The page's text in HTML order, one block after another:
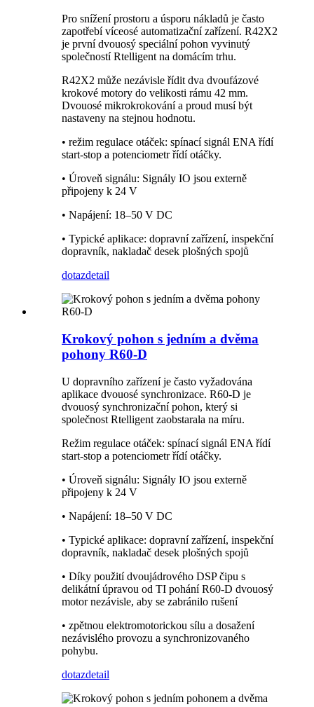
Pro snížení prostoru a úsporu nákladů je často
zapotřebí víceosé automatizační zařízení. R42X2
je první dvouosý speciální pohon vyvinutý
společností Rtelligent na domácím trhu.
R42X2 může nezávisle řídit dva dvoufázové
krokové motory do velikosti rámu 42 mm.
Dvouosé mikrokrokování a proud musí být
nastaveny na stejnou hodnotu.
• režim regulace otáček: spínací signál ENA řídí
start-stop a potenciometr řídí otáčky.
• Úroveň signálu: Signály IO jsou externě
připojeny k 24 V
• Napájení: 18–50 V DC
• Typické aplikace: dopravní zařízení, inspekční
dopravník, nakladač desek plošných spojů
dotazdetail
Krokový pohon s jedním a dvěma
pohony R60-D
U dopravního zařízení je často vyžadována
aplikace dvouosé synchronizace. R60-D je
dvouosý synchronizační pohon, který si
společnost Rtelligent zaobstarala na míru.
Režim regulace otáček: spínací signál ENA řídí
start-stop a potenciometr řídí otáčky.
• Úroveň signálu: Signály IO jsou externě
připojeny k 24 V
• Napájení: 18–50 V DC
• Typické aplikace: dopravní zařízení, inspekční
dopravník, nakladač desek plošných spojů
• Díky použití dvoujádrového DSP čipu s
delikátní úpravou od TI pohání R60-D dvouosý
motor nezávisle, aby se zabránilo rušení
• zpětnou elektromotorickou sílu a dosažení
nezávislého provozu a synchronizovaného
pohybu.
dotazdetail